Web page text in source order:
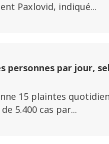
Paxlovid, indiqué...
personnes par jour,
15 plaintes
5.400 cas par...